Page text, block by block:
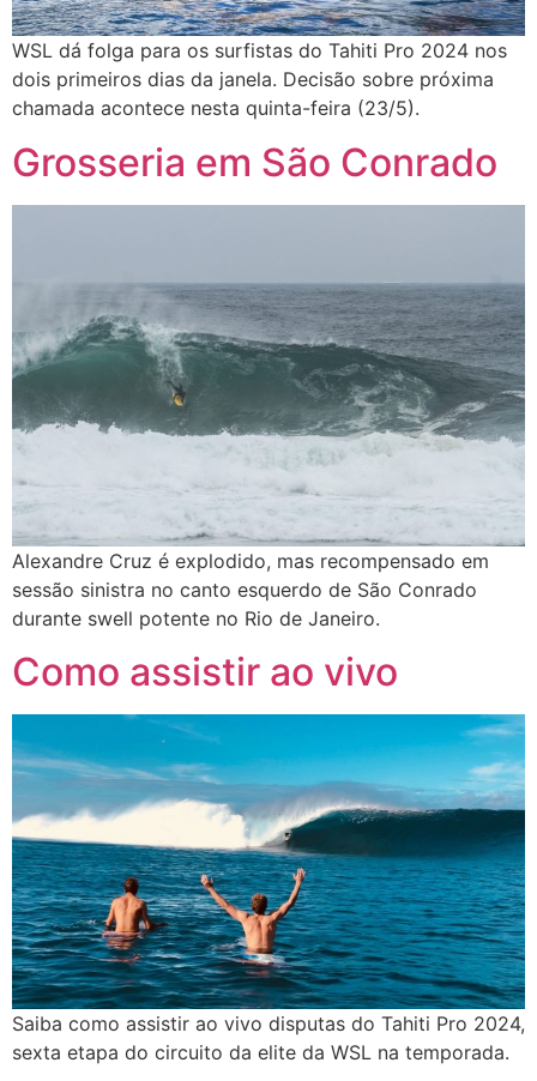
WSL dá folga para os surfistas do Tahiti Pro 2024 nos
dois primeiros dias da janela. Decisão sobre próxima
chamada acontece nesta quinta-feira (23/5).
Grosseria em São Conrado
Alexandre Cruz é explodido, mas recompensado em
sessão sinistra no canto esquerdo de São Conrado
durante swell potente no Rio de Janeiro.
Como assistir ao vivo
Saiba como assistir ao vivo disputas do Tahiti Pro 2024,
sexta etapa do circuito da elite da WSL na temporada.